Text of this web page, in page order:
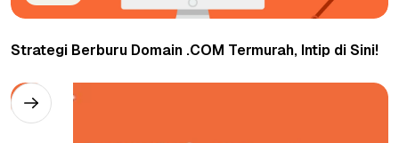
Strategi Berburu Domain .COM Termurah, Intip di Sini!